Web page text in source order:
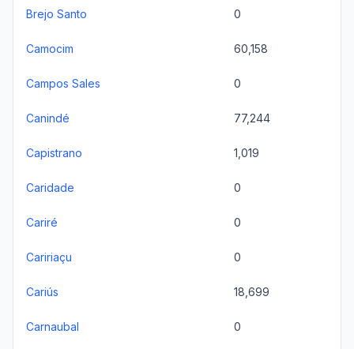
Brejo Santo 0
Camocim 60,158
Campos Sales 0
Canindé 77,244
Capistrano 1,019
Caridade 0
Cariré 0
Caririaçu 0
Cariús 18,699
Carnaubal 0